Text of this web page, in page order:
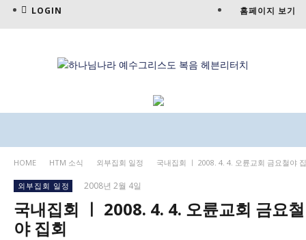
LOGIN 홈페이지 보기
HOME HTM 소식 외부집회 일정 국내집회 ㅣ 2008. 4. 4. 오륜교회 금요철야
외부집회 일정 2008년 2월 4일
국내집회 ㅣ 2008. 4. 4. 오륜교회 금요철
야 집회